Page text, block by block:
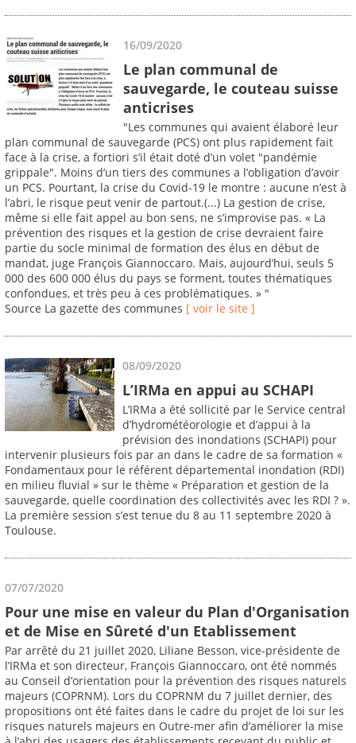
16/09/2020
Le plan communal de
sauvegarde, le couteau suisse
anticrises
"Les communes qui avaient élaboré leur
plan communal de sauvegarde (PCS) ont plus rapidement fait
face à la crise, a fortiori s’il était doté d’un volet "pandémie
grippale". Moins d’un tiers des communes a l’obligation d’avoir
un PCS. Pourtant, la crise du Covid-19 le montre : aucune n’est à
l’abri, le risque peut venir de partout.(...) La gestion de crise,
même si elle fait appel au bon sens, ne s’improvise pas. « La
prévention des risques et la gestion de crise devraient faire
partie du socle minimal de formation des élus en début de
mandat, juge François Giannoccaro. Mais, aujourd’hui, seuls 5
000 des 600 000 élus du pays se forment, toutes thématiques
confondues, et très peu à ces problématiques. » "
Source La gazette des communes [ voir le site ]
08/09/2020
L’IRMa en appui au SCHAPI
L’IRMa a été sollicité par le Service central
d’hydrométéorologie et d’appui à la
prévision des inondations (SCHAPI) pour
intervenir plusieurs fois par an dans le cadre de sa formation «
Fondamentaux pour le référent départemental inondation (RDI)
en milieu fluvial » sur le thème « Préparation et gestion de la
sauvegarde, quelle coordination des collectivités avec les RDI ? ».
La première session s’est tenue du 8 au 11 septembre 2020 à
Toulouse.
07/07/2020
Pour une mise en valeur du Plan d'Organisation
et de Mise en Sûreté d'un Etablissement
Par arrêté du 21 juillet 2020, Liliane Besson, vice-présidente de
l’IRMa et son directeur, François Giannoccaro, ont été nommés
au Conseil d’orientation pour la prévention des risques naturels
majeurs (COPRNM). Lors du COPRNM du 7 juillet dernier, des
propositions ont été faites dans le cadre du projet de loi sur les
risques naturels majeurs en Outre-mer afin d’améliorer la mise